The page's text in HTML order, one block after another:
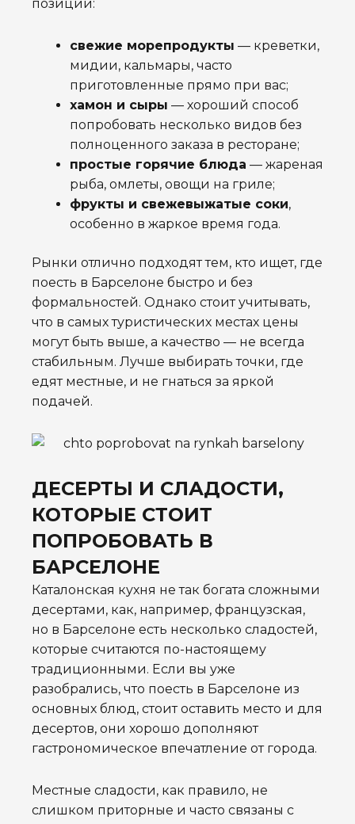
позиции:
свежие морепродукты — креветки,
мидии, кальмары, часто
приготовленные прямо при вас;
хамон и сыры — хороший способ
попробовать несколько видов без
полноценного заказа в ресторане;
простые горячие блюда — жареная
рыба, омлеты, овощи на гриле;
фрукты и свежевыжатые соки,
особенно в жаркое время года.
Рынки отлично подходят тем, кто ищет, где
поесть в Барселоне быстро и без
формальностей. Однако стоит учитывать,
что в самых туристических местах цены
могут быть выше, а качество — не всегда
стабильным. Лучше выбирать точки, где
едят местные, и не гнаться за яркой
подачей.
ДЕСЕРТЫ И СЛАДОСТИ,
КОТОРЫЕ СТОИТ
ПОПРОБОВАТЬ В
БАРСЕЛОНЕ
Каталонская кухня не так богата сложными
десертами, как, например, французская,
но в Барселоне есть несколько сладостей,
которые считаются по-настоящему
традиционными. Если вы уже
разобрались, что поесть в Барселоне из
основных блюд, стоит оставить место и для
десертов, они хорошо дополняют
гастрономическое впечатление от города.
Местные сладости, как правило, не
слишком приторные и часто связаны с